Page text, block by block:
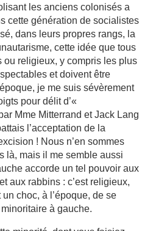
les anciens colonisés a
cette génération de socialistes
dans leurs propres rangs, la
cette idée que tous
ou religieux, y compris les plus
et doivent être
je me suis sévèrement
pour délit d’«
Mme Mitterrand et Jack Lang
l’acceptation de la
! Nous n’en sommes
là, mais il me semble aussi
accorde un tel pouvoir aux
aux rabbins : c’est religieux,
un choc, à l’époque, de se
à gauche.